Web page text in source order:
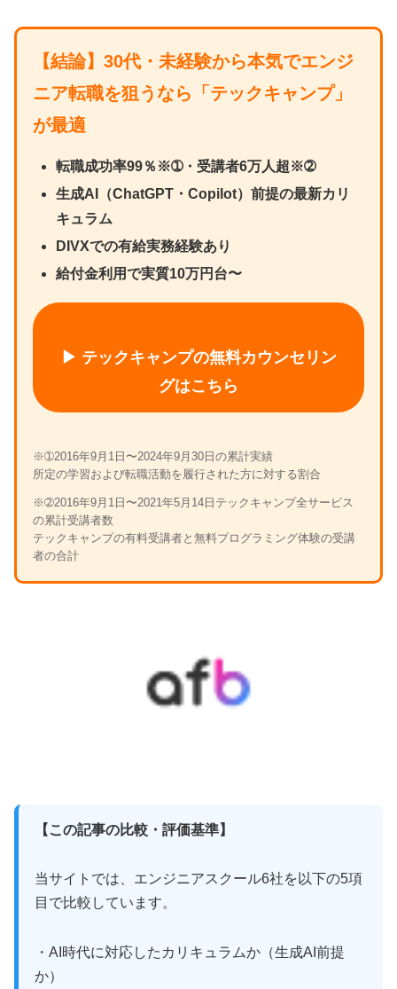
【結論】30代・未経験から本気でエンジ
ニア転職を狙うなら「テックキャンプ」
が最適
転職成功率99％※➀・受講者6万人超※➁
生成AI（ChatGPT・Copilot）前提の最新カリ
キュラム
DIVXでの有給実務経験あり
給付金利用で実質10万円台〜
▶ テックキャンプの無料カウンセリン
グはこちら
※➀2016年9月1日〜2024年9月30日の累計実績
所定の学習および転職活動を履行された方に対する割合
※➁2016年9月1日〜2021年5月14日テックキャンプ全サービス
の累計受講者数
テックキャンプの有料受講者と無料プログラミング体験の受講
者の合計
【この記事の比較・評価基準】
当サイトでは、エンジニアスクール6社を以下の5項
目で比較しています。
・AI時代に対応したカリキュラムか（生成AI前提
か）